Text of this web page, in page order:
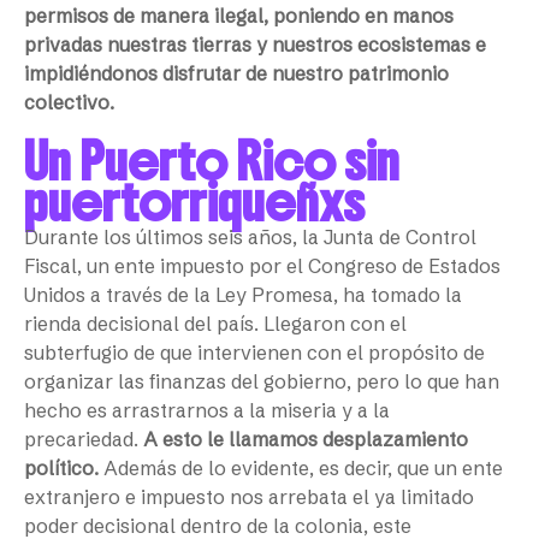
permisos de manera ilegal, poniendo en manos
privadas nuestras tierras y nuestros ecosistemas e
impidiéndonos disfrutar de nuestro patrimonio
colectivo.
Un Puerto Rico sin
puertorriqueñxs
Durante los últimos seis años, la Junta de Control
Fiscal, un ente impuesto por el Congreso de Estados
Unidos a través de la Ley Promesa, ha tomado la
rienda decisional del país. Llegaron con el
subterfugio de que intervienen con el propósito de
organizar las finanzas del gobierno, pero lo que han
hecho es arrastrarnos a la miseria y a la
precariedad. A esto le llamamos desplazamiento
político. Además de lo evidente, es decir, que un ente
extranjero e impuesto nos arrebata el ya limitado
poder decisional dentro de la colonia, este